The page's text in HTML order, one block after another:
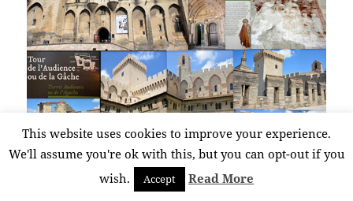
Lo que más llamó mi atención en el Palacio de los
Papas fueron los apartamentos privados del Papa y
sus magníficas decoraciones con frescos realizados
This website uses cookies to improve your experience.
We'll assume you're ok with this, but you can opt-out if you
wish.
Accept Read More